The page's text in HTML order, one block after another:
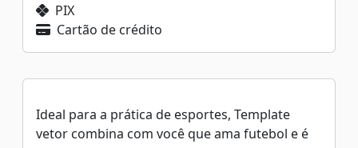
PIX
Cartão de crédito
Ideal para a prática de esportes, Template
vetor combina com você que ama futebol e é